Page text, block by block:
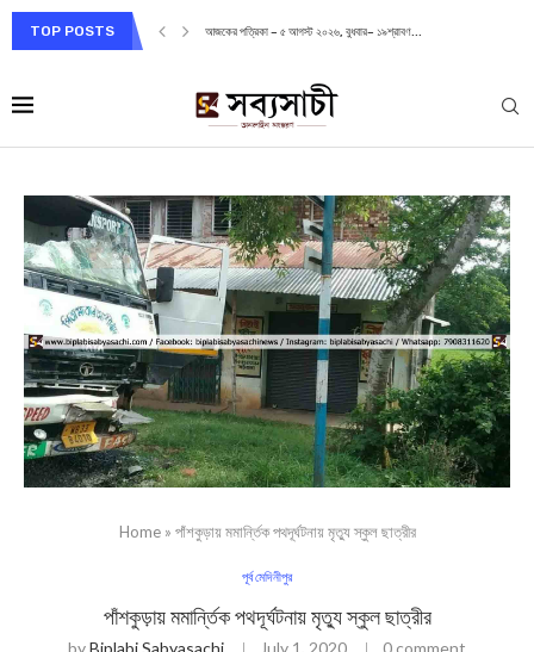
TOP POSTS আজকের পত্রিকা – ৫ আগস্ট ২০২৬, বুধবার– ১৯শ্রাবণ...
Home» পাঁশকুড়ায় মমার্ন্তিক পথদূর্ঘটনায় মৃত‍্যু স্কুল ছাত্রীর
পূর্ব মেদিনীপুর
পাঁশকুড়ায় মমার্ন্তিক পথদূর্ঘটনায় মৃত‍্যু স্কুল ছাত্রীর
byBiplabi Sabyasachi July 1, 2020 0 comment